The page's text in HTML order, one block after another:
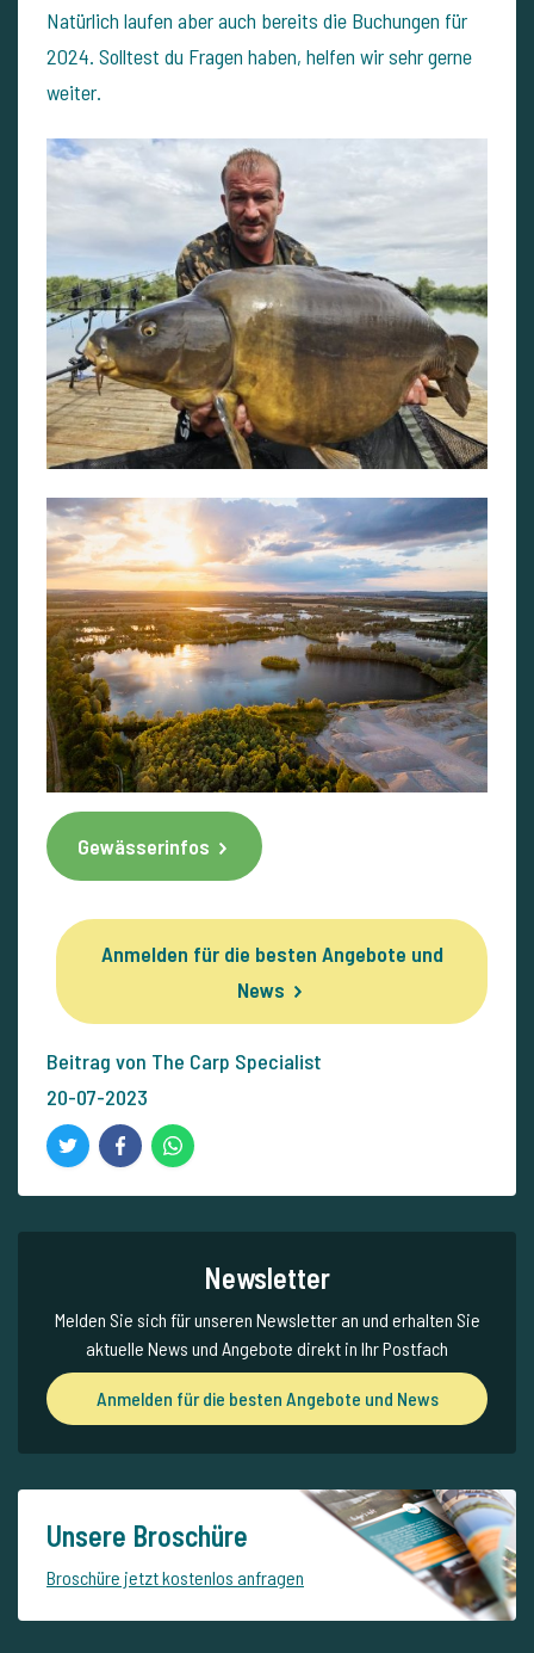
Natürlich laufen aber auch bereits die Buchungen für
2024. Solltest du Fragen haben, helfen wir sehr gerne
weiter.
Gewässerinfos
Anmelden für die besten Angebote und
News
Beitrag von The Carp Specialist
20-07-2023
Newsletter
Melden Sie sich für unseren Newsletter an und erhalten Sie
aktuelle News und Angebote direkt in Ihr Postfach
Anmelden für die besten Angebote und News
Unsere Broschüre
Broschüre jetzt kostenlos anfragen